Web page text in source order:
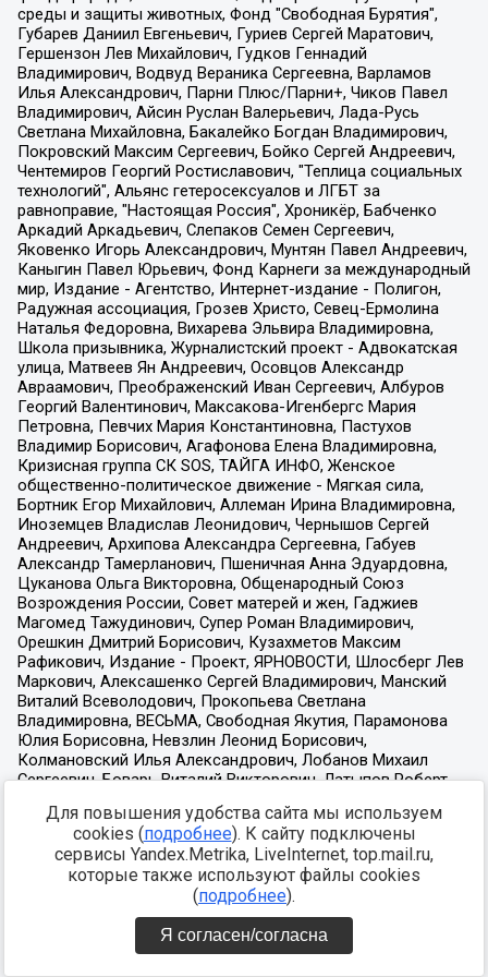
Для повышения удобства сайта мы используем
cookies (подробнее). К сайту подключены
сервисы Yandex.Metrika, LiveInternet, top.mail.ru,
которые также используют файлы cookies
(подробнее).
Я согласен/согласна